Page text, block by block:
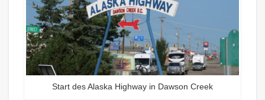
Start des Alaska Highway in Dawson Creek